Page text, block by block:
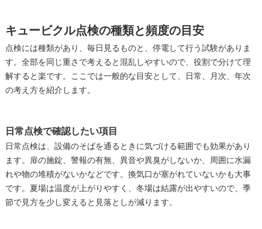
キュービクル点検の種類と頻度の目安
点検には種類があり、毎日見るものと、停電して行う試験がありま
す。全部を同じ重さで考えると混乱しやすいので、役割で分けて理
解すると楽です。ここでは一般的な目安として、日常、月次、年次
の考え方を紹介します。
日常点検で確認したい項目
日常点検は、設備のそばを通るときに気づける範囲でも効果があり
ます。扉の施錠、警報の有無、異音や異臭がしないか、周囲に水漏
れや物の堆積がないかなどです。換気口が塞がれていないかも大事
です。夏場は温度が上がりやすく、冬場は結露が出やすいので、季
節で見方を少し変えると見落としが減ります。